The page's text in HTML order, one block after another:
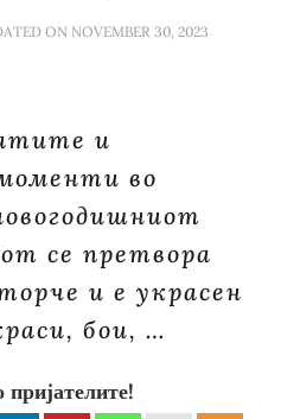
ON NOVEMBER 30, 2023
и
во
се претвора
и е украсен
бои, …
пријателите!